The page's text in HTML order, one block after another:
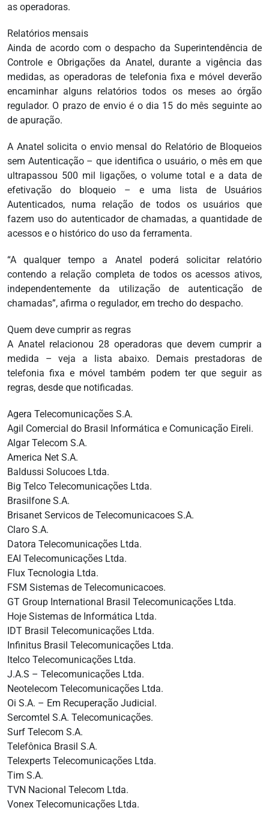
as operadoras.
Relatórios mensais
Ainda de acordo com o despacho da Superintendência de
Controle e Obrigações da Anatel, durante a vigência das
medidas, as operadoras de telefonia fixa e móvel deverão
encaminhar alguns relatórios todos os meses ao órgão
regulador. O prazo de envio é o dia 15 do mês seguinte ao
de apuração.
A Anatel solicita o envio mensal do Relatório de Bloqueios
sem Autenticação – que identifica o usuário, o mês em que
ultrapassou 500 mil ligações, o volume total e a data de
efetivação do bloqueio – e uma lista de Usuários
Autenticados, numa relação de todos os usuários que
fazem uso do autenticador de chamadas, a quantidade de
acessos e o histórico do uso da ferramenta.
“A qualquer tempo a Anatel poderá solicitar relatório
contendo a relação completa de todos os acessos ativos,
independentemente da utilização de autenticação de
chamadas”, afirma o regulador, em trecho do despacho.
Quem deve cumprir as regras
A Anatel relacionou 28 operadoras que devem cumprir a
medida – veja a lista abaixo. Demais prestadoras de
telefonia fixa e móvel também podem ter que seguir as
regras, desde que notificadas.
Agera Telecomunicações S.A.
Agil Comercial do Brasil Informática e Comunicação Eireli.
Algar Telecom S.A.
America Net S.A.
Baldussi Solucoes Ltda.
Big Telco Telecomunicações Ltda.
Brasilfone S.A.
Brisanet Servicos de Telecomunicacoes S.A.
Claro S.A.
Datora Telecomunicações Ltda.
EAI Telecomunicações Ltda.
Flux Tecnologia Ltda.
FSM Sistemas de Telecomunicacoes.
GT Group International Brasil Telecomunicações Ltda.
Hoje Sistemas de Informática Ltda.
IDT Brasil Telecomunicações Ltda.
Infinitus Brasil Telecomunicações Ltda.
Itelco Telecomunicações Ltda.
J.A.S – Telecomunicações Ltda.
Neotelecom Telecomunicações Ltda.
Oi S.A. – Em Recuperação Judicial.
Sercomtel S.A. Telecomunicações.
Surf Telecom S.A.
Telefônica Brasil S.A.
Telexperts Telecomunicações Ltda.
Tim S.A.
TVN Nacional Telecom Ltda.
Vonex Telecomunicações Ltda.